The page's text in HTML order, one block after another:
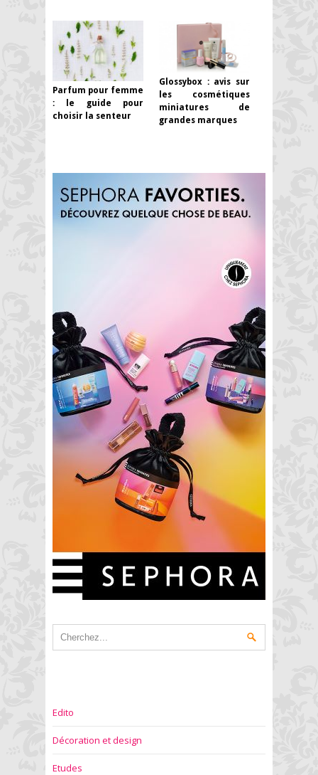
Parfum pour femme
: le guide pour
choisir la senteur
Glossybox : avis sur
les cosmétiques
miniatures de
grandes marques
Edito
Décoration et design
Etudes